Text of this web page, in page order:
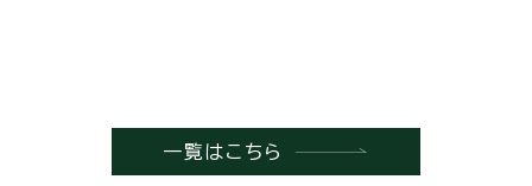
一覧はこちら